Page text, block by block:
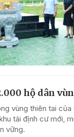
hộ dân
vùng thiên tai của
tái định cư mới,
vững.